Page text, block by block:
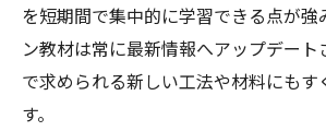
を短期間で集中的に学習できる点が強
ン教材は常に最新情報へアップデート
で求められる新しい工法や材料にもす
す。